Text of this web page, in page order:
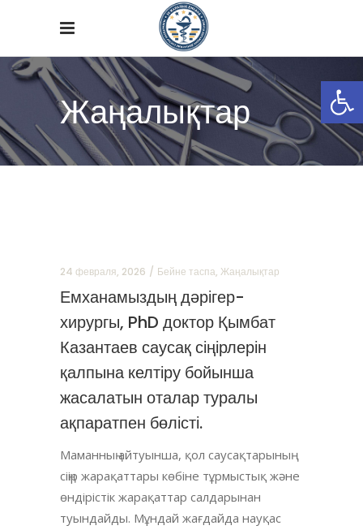
Жаңалықтар
24 февраля, 2026 Бейне таспа, Жаңалықтар
Емханамыздың дәрігер-
хирургы, PhD доктор Қымбат
Казантаев саусақ сіңірлерін
қалпына келтіру бойынша
жасалатын оталар туралы
ақпаратпен бөлісті.
Маманның айтуынша, қол саусақтарының
сіңір жарақаттары көбіне тұрмыстық және
өндірістік жарақаттар салдарынан
туындайды. Мұндай жағдайда науқас